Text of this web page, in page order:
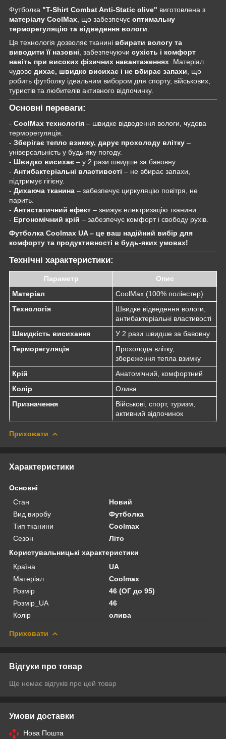
Футболка "T-Shirt Combat Anti-Static olive" виготовлена з
матеріалу CoolMax, що забезпечує оптимальну
терморегуляцію та відведення вологи.
Ця технологія дозволяє тканині вбирати вологу та
виводити її назовні, забезпечуючи сухість і комфорт
навіть при високих фізичних навантаженнях. Матеріал
чудово дихає, швидко висихає і не вбирає запахи, що
робить футболку ідеальним вибором для спорту, військових,
туристів та любителів активного відпочинку.
Основні переваги:
- CoolMax технологія – швидке відведення вологи, чудова
терморегуляція.
- Зберігає тепло взимку, дарує прохолоду влітку –
універсальність у будь-яку погоду.
- Швидко висихає – у 2 рази швидше за бавовну.
- Антибактеріальні властивості – не вбирає запахи,
підтримує гігієну.
- Дихаюча тканина – забезпечує циркуляцію повітря, не
парить.
- Антистатичний ефект – знижує електризацію тканини.
- Ергономічний крій – забезпечує комфорт і свободу рухів.
Футболка Coolmax UA – це ваш надійний вибір для
комфорту та продуктивності в будь-яких умовах!
Технічні характеристики:
Параметр
Опис
Матеріал
CoolMax (100% поліестер)
Технологія
Швидке відведення вологи,
антибактеріальні властивості
Швидкість висихання
У 2 рази швидше за бавовну
Терморегуляція
Прохолода влітку,
збереження тепла взимку
Крій
Анатомічний, комфортний
Колір
Олива
Призначення
Військові, спорт, туризм,
активний відпочинок
Приховати
Характеристики
Основні
Стан
Новий
Вид виробу
Футболка
Тип тканини
Coolmax
Сезон
Літо
Користувальницькі характеристики
Країна
UA
Матеріал
Coolmax
Розмір
46 (ОГ до 95)
Розмір_UA
46
Колір
олива
Приховати
Відгуки про товар
Ще немає відгуків про цей товар
Умови доставки
Нова Пошта